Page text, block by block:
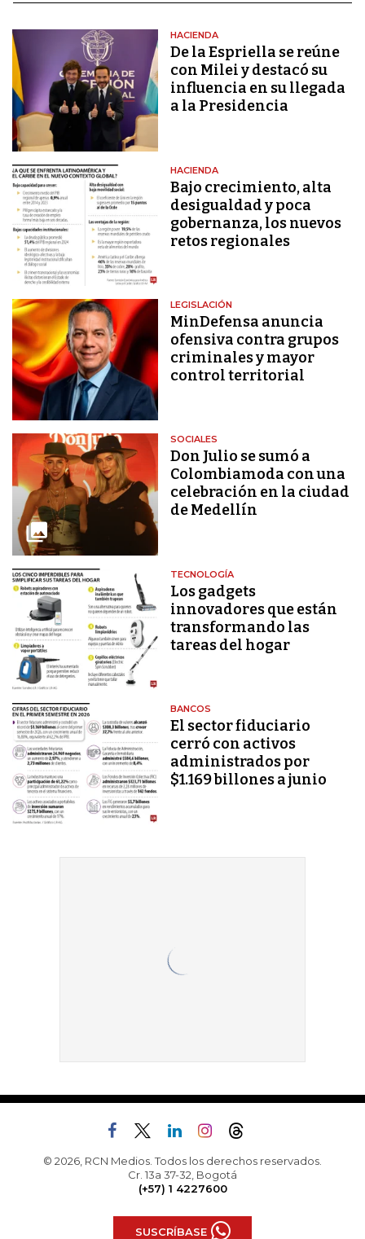
HACIENDA
De la Espriella se reúne
con Milei y destacó su
influencia en su llegada
a la Presidencia
HACIENDA
Bajo crecimiento, alta
desigualdad y poca
gobernanza, los nuevos
retos regionales
LEGISLACIÓN
MinDefensa anuncia
ofensiva contra grupos
criminales y mayor
control territorial
SOCIALES
Don Julio se sumó a
Colombiamoda con una
celebración en la ciudad
de Medellín
TECNOLOGÍA
Los gadgets
innovadores que están
transformando las
tareas del hogar
BANCOS
El sector fiduciario
cerró con activos
administrados por
$1.169 billones a junio
© 2026, RCN Medios. Todos los derechos reservados.
Cr. 13a 37-32, Bogotá
(+57) 1 4227600
SUSCRÍBASE